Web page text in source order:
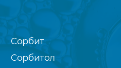
Сорбит
Сорбитол